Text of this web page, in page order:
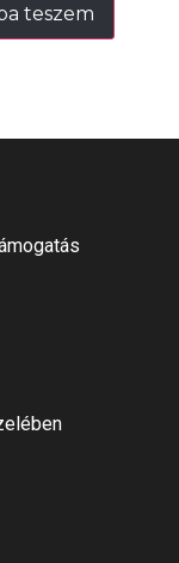
teszem